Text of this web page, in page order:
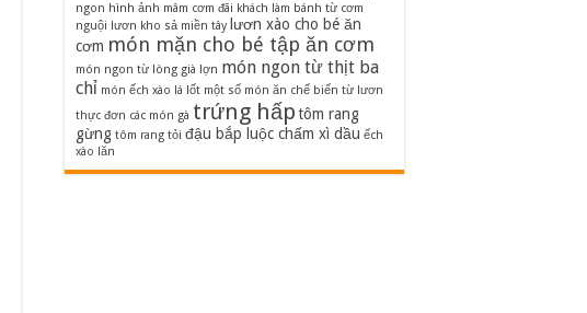
ngon hình ảnh mâm cơm đãi khách làm bánh từ cơm
nguội lươn kho sả miền tây lươn xào cho bé ăn
cơm món mặn cho bé tập ăn cơm
món ngon từ lòng già lợn món ngon từ thịt ba
chỉ món ếch xào lá lốt một số món ăn chế biến từ lươn
thực đơn các món gà trứng hấp tôm rang
gừng tôm rang tỏi đậu bắp luộc chấm xì dầu ếch
xào lăn